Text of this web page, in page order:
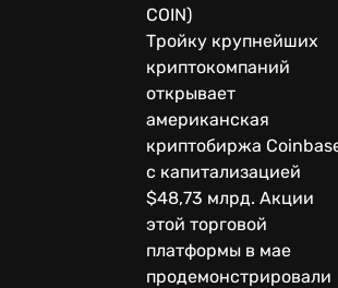
COIN)
Тройку крупнейших
криптокомпаний
открывает
американская
криптобиржа
с капитализацией
$48,73 млрд. Акции
этой торговой
платформы в мае
продемонстрировали